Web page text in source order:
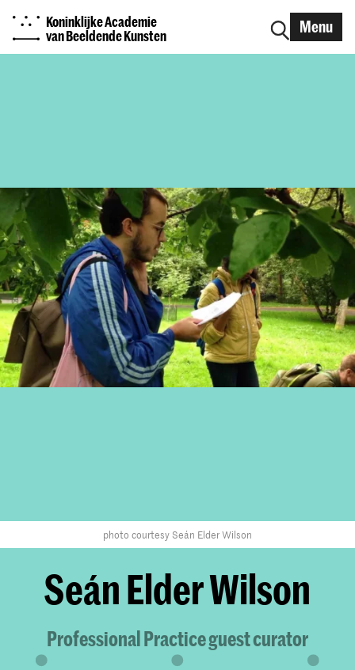
Koninklijke Academie
van Beeldende Kunsten
Menu
photo courtesy Seán Elder Wilson
Seán Elder Wilson
Professional Practice guest curator